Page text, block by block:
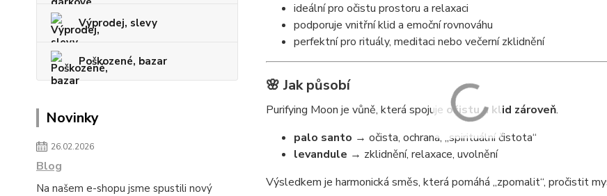
Výprodej, slevy
Poškozené, bazar
Novinky
26.02.2026
Blog
Na našem e-shopu jsme spustili nový
ideální pro očistu prostoru a relaxaci
podporuje vnitřní klid a emoční rovnováhu
perfektní pro rituály, meditaci nebo večerní zklidnění
🌸 Jak působí
Purifying Moon je vůně, která spojuje očistu a klid zároveň.
palo santo → očista, ochrana, „spirituální čistota“
levandule → zklidnění, relaxace, uvolnění
Výsledkem je harmonická směs, která pomáhá „zpomalit“, pročistit